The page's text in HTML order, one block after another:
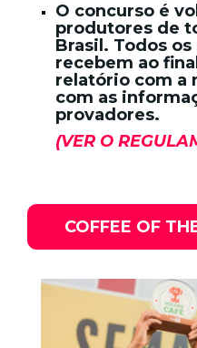
O concurso é
produtores de
Brasil. Todos
recebem ao
relatório com a
com as
provadores.
(VER O
COFFEE OF